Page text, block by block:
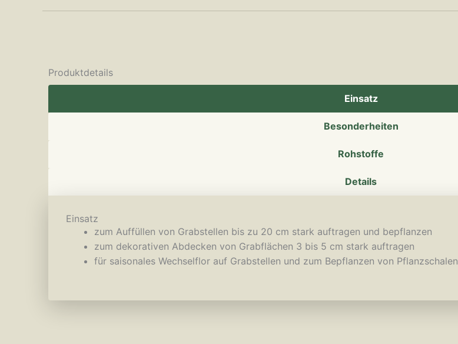
Produktdetails
Einsatz
Besonderheiten
Rohstoffe
Details
Einsatz
zum Auffüllen von Grabstellen bis zu 20 cm stark auftragen und bepflanzen
zum dekorativen Abdecken von Grabflächen 3 bis 5 cm stark auftragen
für saisonales Wechselflor auf Grabstellen und zum Bepflanzen von Pflanzschalen